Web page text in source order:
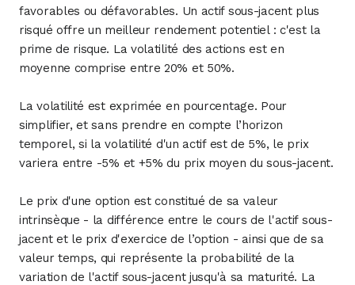
favorables ou défavorables. Un actif sous-jacent plus
risqué offre un meilleur rendement potentiel : c'est la
prime de risque. La volatilité des actions est en
moyenne comprise entre 20% et 50%.
La volatilité est exprimée en pourcentage. Pour
simplifier, et sans prendre en compte l’horizon
temporel, si la volatilité d'un actif est de 5%, le prix
variera entre -5% et +5% du prix moyen du sous-jacent.
Le prix d'une option est constitué de sa valeur
intrinsèque - la différence entre le cours de l'actif sous-
jacent et le prix d'exercice de l’option - ainsi que de sa
valeur temps, qui représente la probabilité de la
variation de l'actif sous-jacent jusqu'à sa maturité. La